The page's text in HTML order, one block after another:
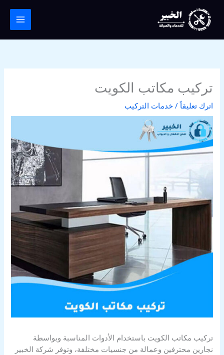
المحتوى
تركيب مكاتب الكويت
اترك تعليقاً /خدمات التركيب
تركيب مكاتب الكويت باستخدام الأدوات المناسبة وبواسطة
نجارين محترفين وعمالة من جنسيات مختلفة، وتوفر شركة الخبير